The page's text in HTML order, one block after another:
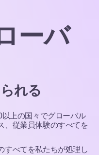
ーバ
れる
上の国々でグローバル
、従業員体験のすべてを
すべてを私たちが処理し